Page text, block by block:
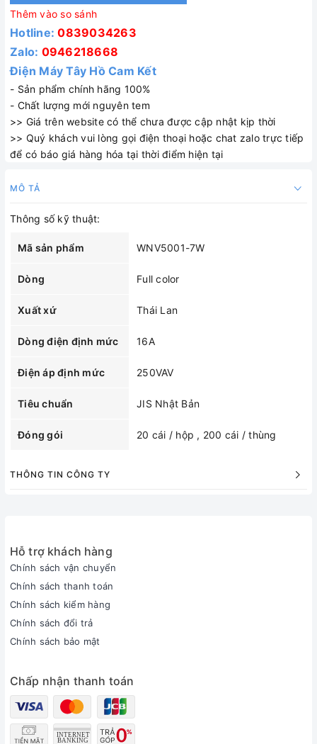
Thêm vào so sánh
Hotline:0839034263
Zalo: 0946218668
Điện Máy Tây Hồ Cam Kết
- Sản phẩm chính hãng 100%
- Chất lượng mới nguyên tem
>> Giá trên website có thể chưa được cập nhật kịp thời
>> Quý khách vui lòng gọi điện thoại hoặc chat zalo trực tiếp
để có báo giá hàng hóa tại thời điểm hiện tại
MÔ TẢ
Thông số kỹ thuật:
Mã sản phẩm WNV5001-7W
Dòng Full color
Xuất xứ Thái Lan
Dòng điện định mức 16A
Điện áp định mức 250VAV
Tiêu chuẩn JIS Nhật Bản
Đóng gói 20 cái / hộp , 200 cái / thùng
THÔNG TIN CÔNG TY
Hỗ trợ khách hàng
Chính sách vận chuyển
Chính sách thanh toán
Chính sách kiểm hàng
Chính sách đổi trả
Chính sách bảo mật
Chấp nhận thanh toán